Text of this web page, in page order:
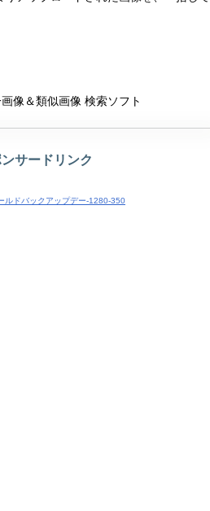
像＆類似画像 検索ソフト
サードリンク